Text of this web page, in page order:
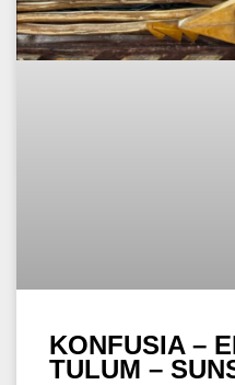
KONFUSIA –
TULUM –